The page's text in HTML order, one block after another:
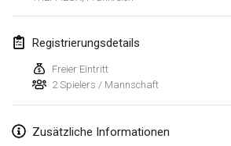
Registrierungsdetails
Freier Eintritt
2 Spielers / Mannschaft
Zusätzliche Informationen
3. Feb. 2018|Finnland
Tournoi de la St Valentin
Faschings-Mölkky